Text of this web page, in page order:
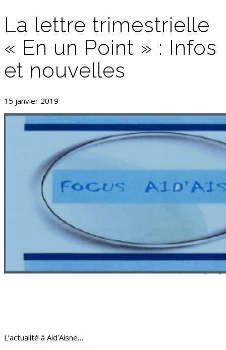
La lettre trimestrielle
« En un Point » : Infos
et nouvelles
15 janvier 2019
L’actualité à Aid’Aisne…